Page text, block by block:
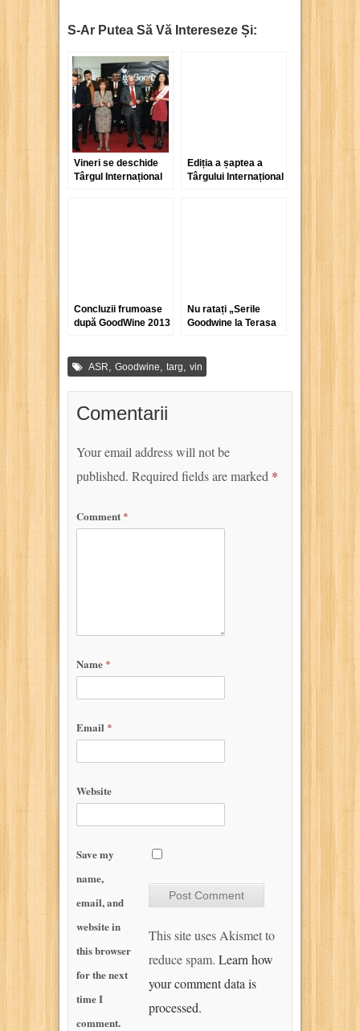
S-Ar Putea Să Vă Intereseze Și:
Vineri se deschide
Târgul Internațional
Ediția a șaptea a
Târgului Internațional
Concluzii frumoase
după GoodWine 2013
Nu ratați „Serile
Goodwine la Terasa
ASR Goodwine targ vin
Comentarii
Your email address will not be
published. Required fields are marked *
Comment *
Name *
Email *
Website
Save my
name,
email, and
website in
this browser
for the next
time I
comment.
This site uses Akismet to
reduce spam. Learn how
your comment data is
processed.